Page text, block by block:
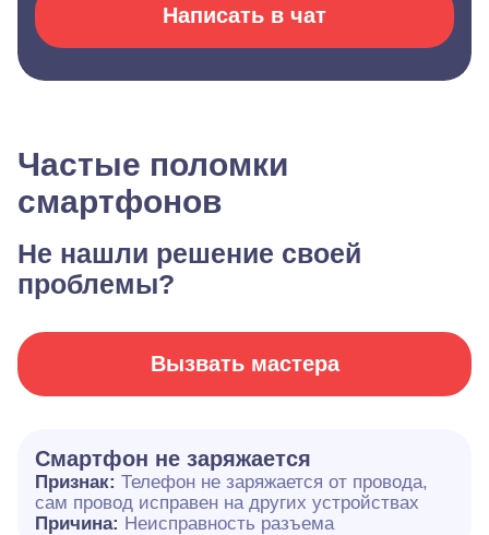
Написать в чат
Частые поломки
смартфонов
Не нашли решение своей
проблемы?
Вызвать мастера
Смартфон не заряжается
Признак: Телефон не заряжается от провода,
сам провод исправен на других устройствах
Причина: Неисправность разъема